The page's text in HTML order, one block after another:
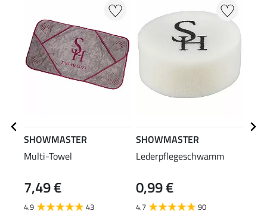
SHOWMASTER
Multi-Towel
7,49 €
4.9 43
SHOWMASTER
Lederpflegeschwamm
0,99 €
4.7 90